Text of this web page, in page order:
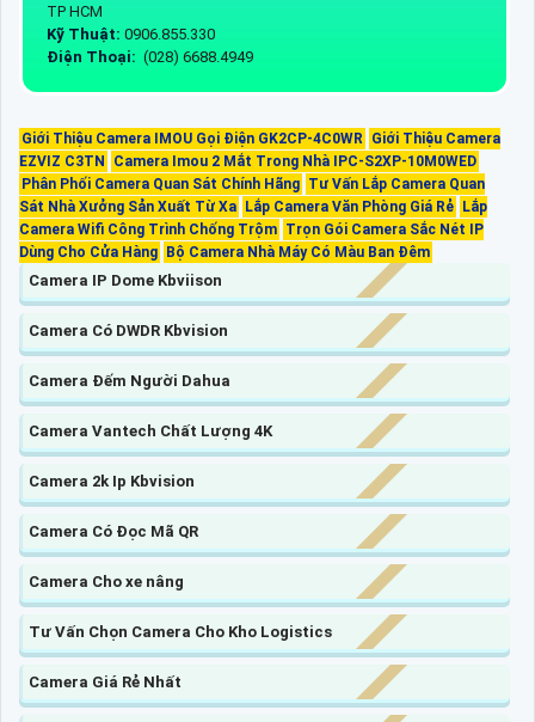
TP HCM
Kỹ Thuật: 0906.855.330
Điện Thoại: (028) 6688.4949
Giới Thiệu Camera IMOU Gọi Điện GK2CP-4C0WR
Giới Thiệu Camera
EZVIZ C3TN
Camera Imou 2 Mắt Trong Nhà IPC-S2XP-10M0WED
Phân Phối Camera Quan Sát Chính Hãng Tư Vấn Lắp Camera Quan
Sát Nhà Xưởng Sản Xuất Từ Xa Lắp Camera Văn Phòng Giá Rẻ Lắp
Camera Wifi Công Trình Chống Trộm Trọn Gói Camera Sắc Nét IP
Dùng Cho Cửa Hàng Bộ Camera Nhà Máy Có Màu Ban Đêm
Camera IP Dome Kbviison
Camera Có DWDR Kbvision
Camera Đếm Người Dahua
Camera Vantech Chất Lượng 4K
Camera 2k Ip Kbvision
Camera Có Đọc Mã QR
Camera Cho xe nâng
Tư Vấn Chọn Camera Cho Kho Logistics
Camera Giá Rẻ Nhất